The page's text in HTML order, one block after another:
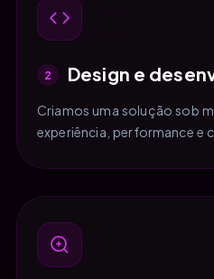
2 Design e
Criamos uma solução sob
experiência, performance e